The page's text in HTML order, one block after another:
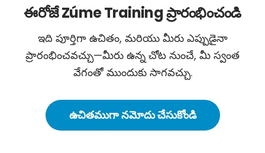
ఈరోజే Zúme Training ప్రారంభించండి
ఇది పూర్తిగా ఉచితం, మరియు మీరు ఎప్పుడైనా
ప్రారంభించవచ్చు—మీరు ఉన్న చోట నుంచే, మీ స్వంత
వేగంతో ముందుకు సాగవచ్చు.
ఉచితముగా నమోదు చేసుకోండి